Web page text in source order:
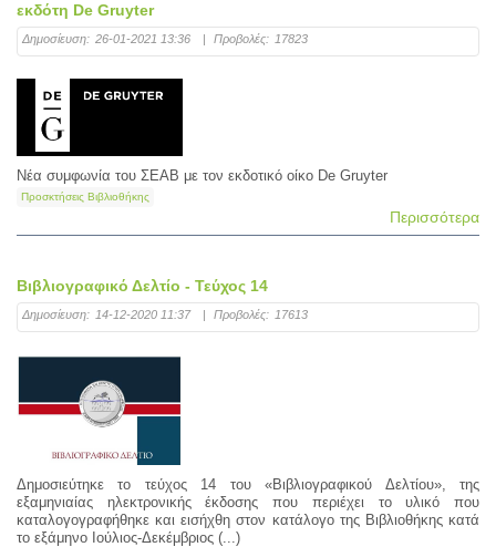
εκδότη De Gruyter
Δημοσίευση: 26-01-2021 13:36 Προβολές: 17823
Νέα συμφωνία του ΣΕΑΒ με τον εκδοτικό οίκο De Gruyter
Προσκτήσεις Βιβλιοθήκης
Περισσότερα
Βιβλιογραφικό Δελτίο - Τεύχος 14
Δημοσίευση: 14-12-2020 11:37 Προβολές: 17613
Δημοσιεύτηκε το τεύχος 14 του «Βιβλιογραφικού Δελτίου», της
εξαμηνιαίας ηλεκτρονικής έκδοσης που περιέχει το υλικό που
καταλογογραφήθηκε και εισήχθη στον κατάλογο της Βιβλιοθήκης κατά
το εξάμηνο Ιούλιος-Δεκέμβριος (...)